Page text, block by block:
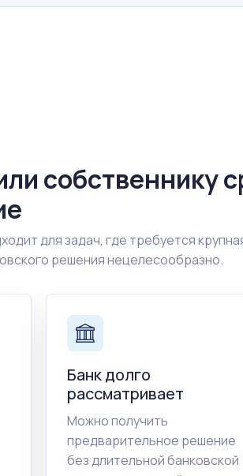
собственнику
для задач, где требуется
решения нецелесообразно.
Банк долго
рассматривает
Можно получить
предварительное решение
без длительной банковской